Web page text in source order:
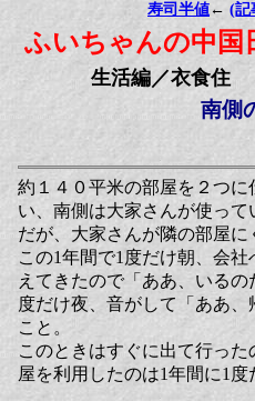
寿司半値 ← (記
ふいちゃんの中国
生活編／衣食住
南側
約１４０平米の部屋を２つ
い、南側は大家さんが使って
だが、大家さんが隣の部屋に
この1年間で1度だけ朝、会
えてきたので「ああ、いる
度だけ夜、音がして「ああ
こと。
このときはすぐに出て行っ
屋を利用したのは1年間に1度